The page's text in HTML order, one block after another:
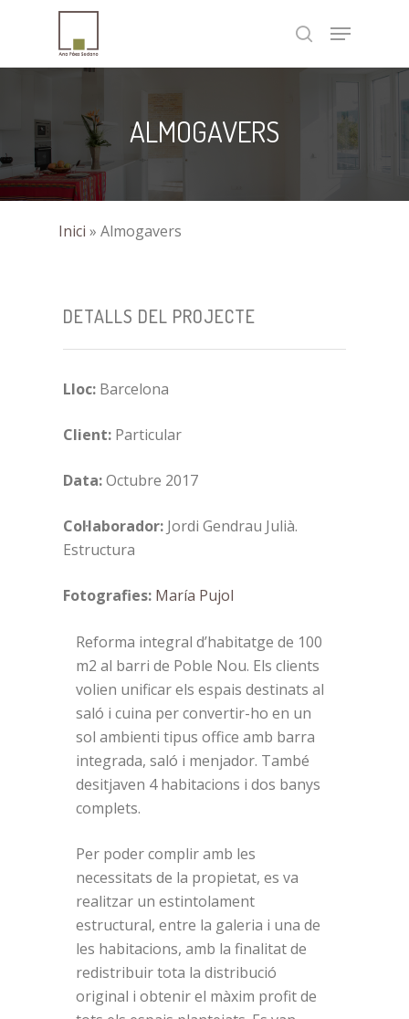
search
Menu
ALMOGAVERS
Inici » Almogavers
DETALLS DEL PROJECTE
Lloc:Barcelona
Client:Particular
Data:Octubre 2017
Col·laborador:Jordi Gendrau Julià.
Estructura
Fotografies: María Pujol
Reforma integral d’habitatge de 100
m2 al barri de Poble Nou. Els clients
volien unificar els espais destinats al
saló i cuina per convertir-ho en un
sol ambienti tipus office amb barra
integrada, saló i menjador. També
desitjaven 4 habitacions i dos banys
complets.
Per poder complir amb les
necessitats de la propietat, es va
realitzar un estintolament
estructural, entre la galeria i una de
les habitacions, amb la finalitat de
redistribuir tota la distribució
original i obtenir el màxim profit de
Menu